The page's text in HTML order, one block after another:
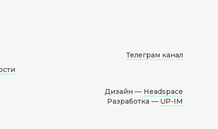
Телеграм канал
Дизайн — Headspace
Разработка — UP-IM